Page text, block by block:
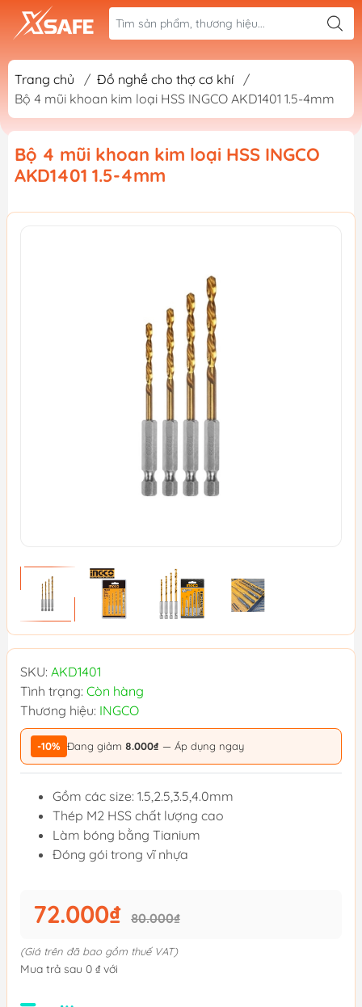
Trang chủ / Đồ nghề cho thợ cơ khí
/
Bộ 4 mũi khoan kim loại HSS INGCO AKD1401 1.5-4mm
Bộ 4 mũi khoan kim loại HSS INGCO
AKD1401 1.5-4mm
SKU: AKD1401
Tình trạng: Còn hàng
Thương hiệu: INGCO
-10% Đang giảm 8.000₫ — Áp dụng ngay
Gồm các size: 1.5,2.5,3.5,4.0mm
Thép M2 HSS chất lượng cao
Làm bóng bằng Tianium
Đóng gói trong vĩ nhựa
72.000₫ 80.000₫
(Giá trên đã bao gồm thuế VAT)
Mua trả sau 0 ₫ với